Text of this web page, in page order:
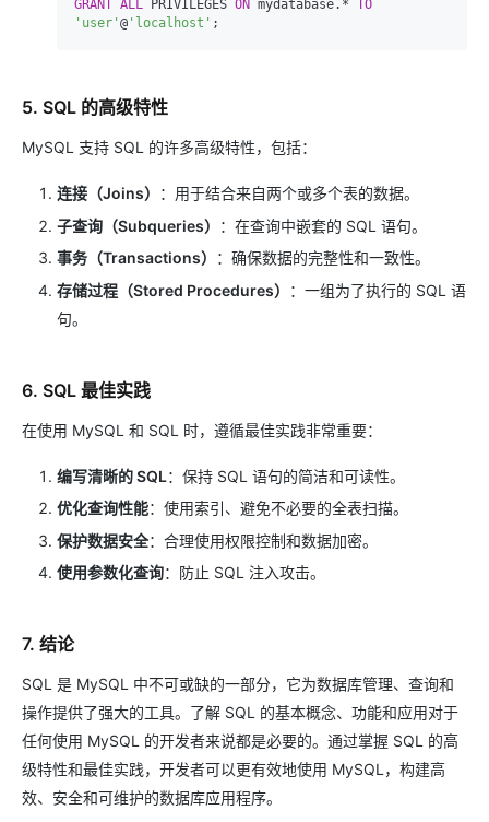
GRANT ALL PRIVILEGES ON mydatabase. * TO
'user' @ 'localhost'
5. SQL 的高级特性
MySQL 支持 SQL 的许多高级特性，包括：
连接（Joins）
：用于结合来自两个或多个表的数据。
子查询（Subqueries）
：在查询中嵌套的 SQL 语句。
事务（Transactions）
：确保数据的完整性和一致性。
存储过程（Stored Procedures）
：一组为了执行的 SQL 语
句。
6. SQL 最佳实践
在使用 MySQL 和 SQL 时，遵循最佳实践非常重要：
编写清晰的 SQL：保持 SQL 语句的简洁和可读性。
优化查询性能：使用索引、避免不必要的全表扫描。
保护数据安全：合理使用权限控制和数据加密。
使用参数化查询：防止 SQL 注入攻击。
7. 结论
SQL 是 MySQL 中不可或缺的一部分，它为数据库管理、查询和
操作提供了强大的工具。了解 SQL 的基本概念、功能和应用对于
任何使用 MySQL 的开发者来说都是必要的。通过掌握 SQL 的高
级特性和最佳实践，开发者可以更有效地使用 MySQL，构建高
效、安全和可维护的数据库应用程序。